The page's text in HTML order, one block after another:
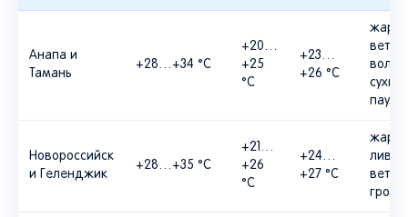
Анапа и
Тамань
+28…+34 °C
+20…
+25
°C
+23…
+26 °C
жара,
ветер,
сухие
паузы
Новороссийск
и Геленджик
+28…+35 °C
+21…
+26
°C
+24…
+27 °C
жара,
ветер,
грозы